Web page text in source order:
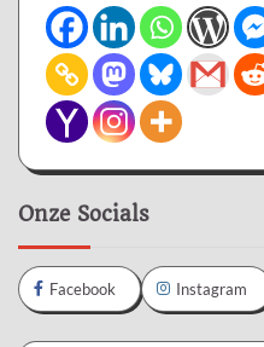
Onze Socials
Facebook Instagram